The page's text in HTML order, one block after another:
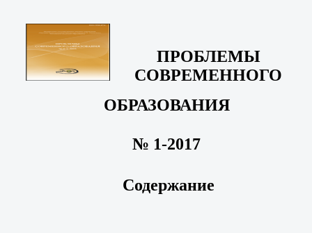
ПРОБЛЕМЫ
СОВРЕМЕННОГО
ОБРАЗОВАНИЯ
№ 1-2017
Содержание